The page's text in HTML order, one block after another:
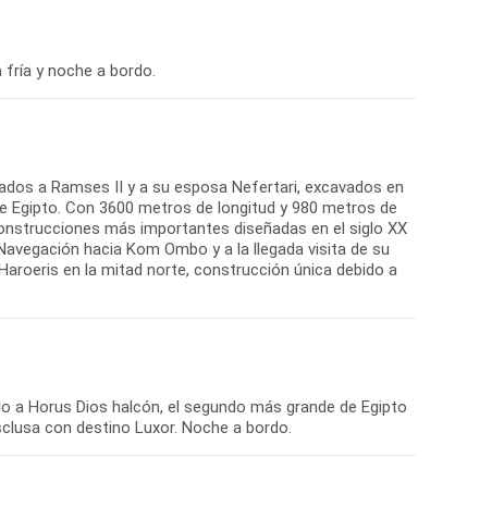
fría y noche a bordo.
a Ramses II y a su esposa Nefertari, excavados en
Egipto. Con 3600 metros de longitud y 980 metros de
más importantes diseñadas en el siglo XX
hacia Kom Ombo y a la llegada visita de su
en la mitad norte, construcción única debido a
Horus Dios halcón, el segundo más grande de Egipto
con destino Luxor. Noche a bordo.